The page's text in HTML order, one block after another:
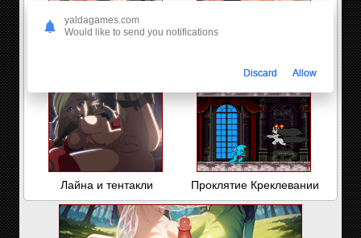
Лайна и тентакли Проклятие Креклевании
yaldagames.com
Would like to send you notifications
Discard Allow